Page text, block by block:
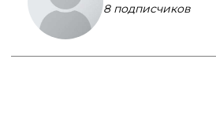
8 подписчиков